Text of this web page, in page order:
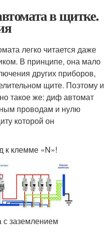
в щитке.
легко читается даже
В принципе, она мало
других приборов,
щите. Поэтому и
такое же: диф автомат
проводам и нулю
которой он
к клемме «N»!
заземлением